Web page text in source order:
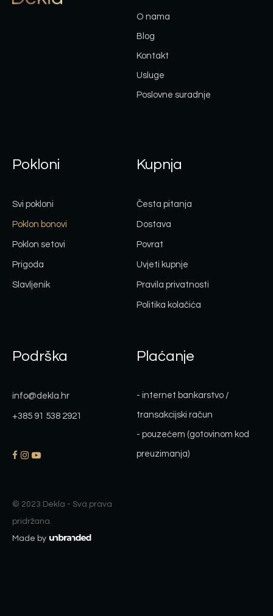
O nama
Blog
Kontakt
Usluge
Poslovne suradnje
Pokloni
Svi pokloni
Poklon bonovi
Poklon setovi
Prigoda
Slavljenik
Kupnja
Česta pitanja
Dostava
Povrat
Uvjeti kupnje
Pravila privatnosti
Politika kolačića
Podrška
info@dekla.hr
+385 91 538 2921
Plaćanje
- internet bankarstvo /
transakcijski račun
- pouzećem (gotovinom kod
preuzimanja)
© 2023 Dekla - Sva prava
pridržana.
Made by